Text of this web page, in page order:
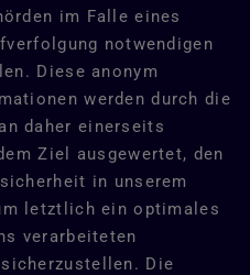
im Falle eines
notwendigen
Diese anonym
werden durch die
daher einerseits
Ziel ausgewertet, den
in unserem
letztlich ein optimales
verarbeiteten
Die